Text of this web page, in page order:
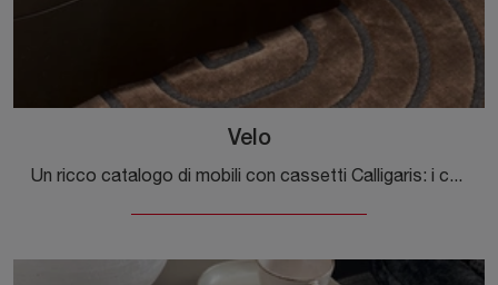
Velo
Un ricco catalogo di mobili con cassetti Calligaris: i comodini moderni in laccato opaco, come Velo, sono tra le proposte più originali.